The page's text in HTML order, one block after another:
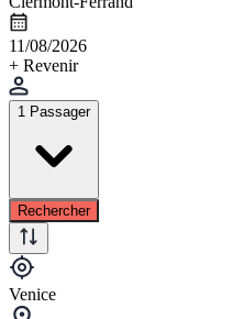
11/08/2026
+ Revenir
1 Passager
Rechercher
Venice